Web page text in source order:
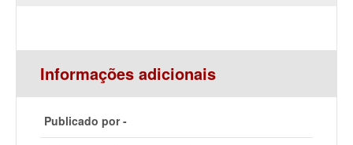
Informações adicionais
Publicado por -